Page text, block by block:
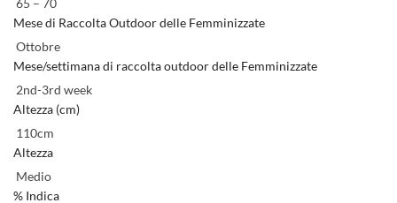
65 – 70
Mese di Raccolta Outdoor delle Femminizzate
Ottobre
Mese/settimana di raccolta outdoor delle Femminizzate
2nd-3rd week
Altezza (cm)
110cm
Altezza
Medio
% Indica